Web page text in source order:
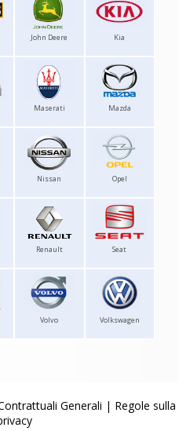
John Deere Kia
Maserati Mazda
Nissan Opel
Renault Seat
Volvo Volkswagen
Generali | Regole sulla